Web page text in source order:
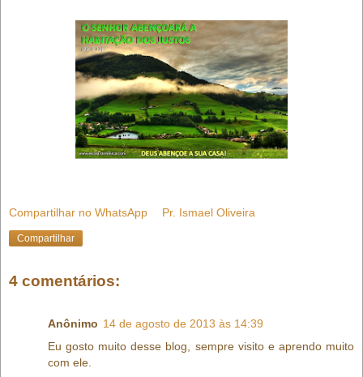
Compartilhar no WhatsApp Pr. Ismael Oliveira
Compartilhar
4 comentários:
Anônimo 14 de agosto de 2013 às 14:39
Eu gosto muito desse blog, sempre visito e aprendo muito
com ele.